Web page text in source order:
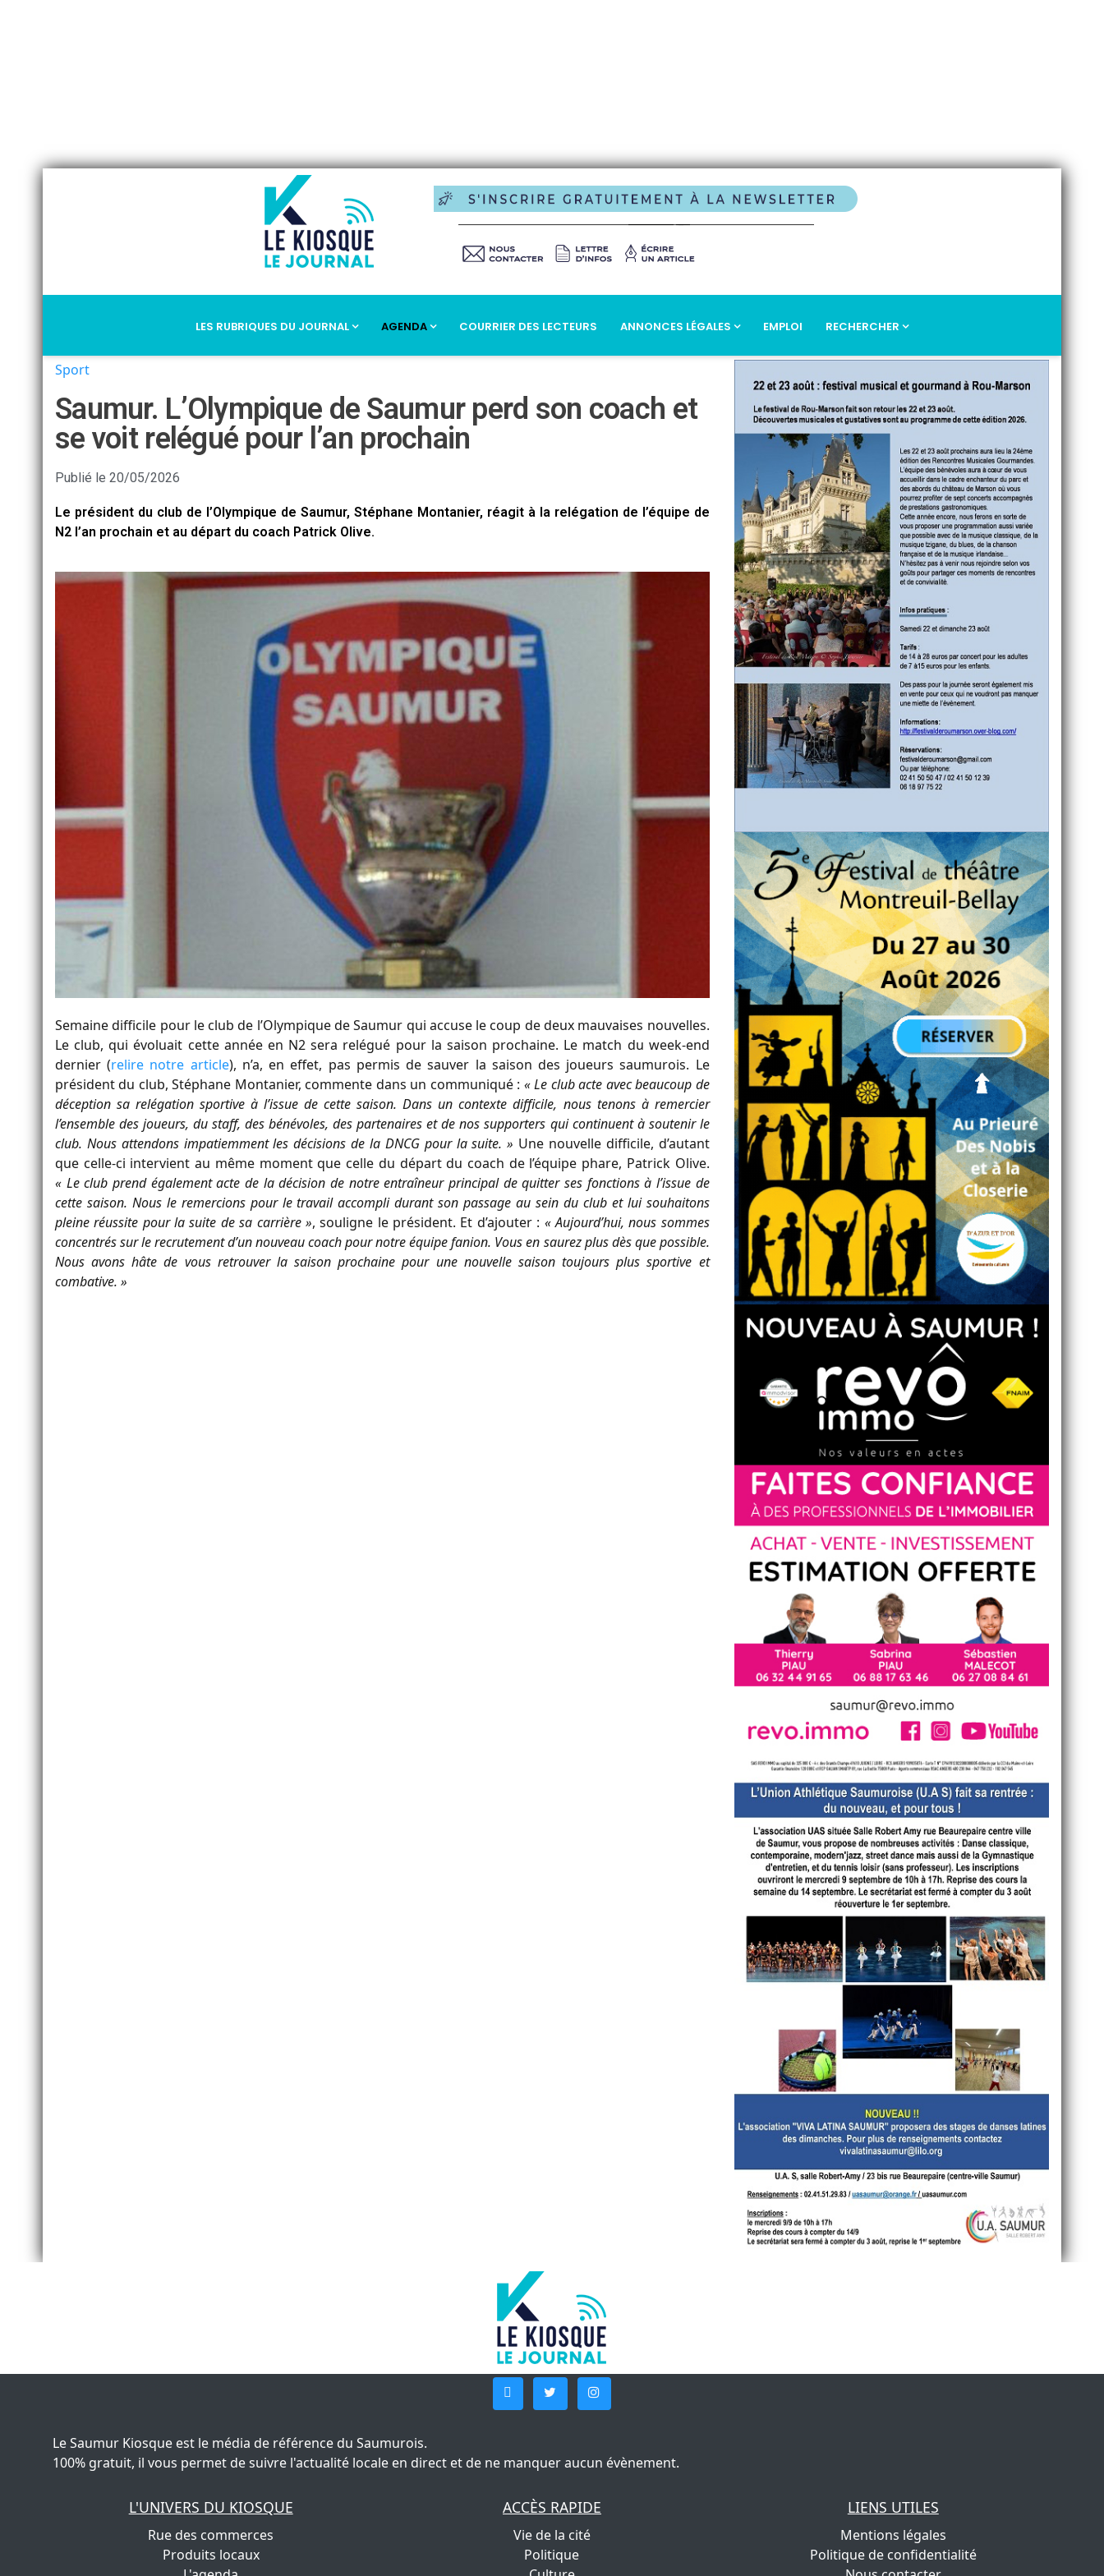
LES RUBRIQUES DU JOURNAL AGENDA COURRIER DES LECTEURS ANNONCES LÉGALES EMPLOI RECHERCHER
Sport
Saumur. L’Olympique de Saumur perd son coach et
se voit relégué pour l’an prochain
Publié le 20/05/2026
Le président du club de l’Olympique de Saumur, Stéphane Montanier, réagit à la relégation de l’équipe de
N2 l’an prochain et au départ du coach Patrick Olive.
Semaine difficile pour le club de l’Olympique de Saumur qui accuse le coup de deux mauvaises nouvelles.
Le club, qui évoluait cette année en N2 sera relégué pour la saison prochaine. Le match du week-end
dernier (relire notre article), n’a, en effet, pas permis de sauver la saison des joueurs saumurois. Le
président du club, Stéphane Montanier, commente dans un communiqué : « Le club acte avec beaucoup de
déception sa relégation sportive à l’issue de cette saison. Dans un contexte difficile, nous tenons à remercier
l’ensemble des joueurs, du staff, des bénévoles, des partenaires et de nos supporters qui continuent à soutenir le
club. Nous attendons impatiemment les décisions de la DNCG pour la suite. » Une nouvelle difficile, d’autant
que celle-ci intervient au même moment que celle du départ du coach de l’équipe phare, Patrick Olive.
« Le club prend également acte de la décision de notre entraîneur principal de quitter ses fonctions à l’issue de
cette saison. Nous le remercions pour le travail accompli durant son passage au sein du club et lui souhaitons
pleine réussite pour la suite de sa carrière », souligne le président. Et d’ajouter : « Aujourd’hui, nous sommes
concentrés sur le recrutement d’un nouveau coach pour notre équipe fanion. Vous en saurez plus dès que possible.
Nous avons hâte de vous retrouver la saison prochaine pour une nouvelle saison toujours plus sportive et
combative. »
Le Saumur Kiosque est le média de référence du Saumurois.
100% gratuit, il vous permet de suivre l'actualité locale en direct et de ne manquer aucun évènement.
L'UNIVERS DU KIOSQUE
Rue des commerces
Produits locaux
ACCÈS RAPIDE
Vie de la cité
Politique
LIENS UTILES
Mentions légales
Politique de confidentialité